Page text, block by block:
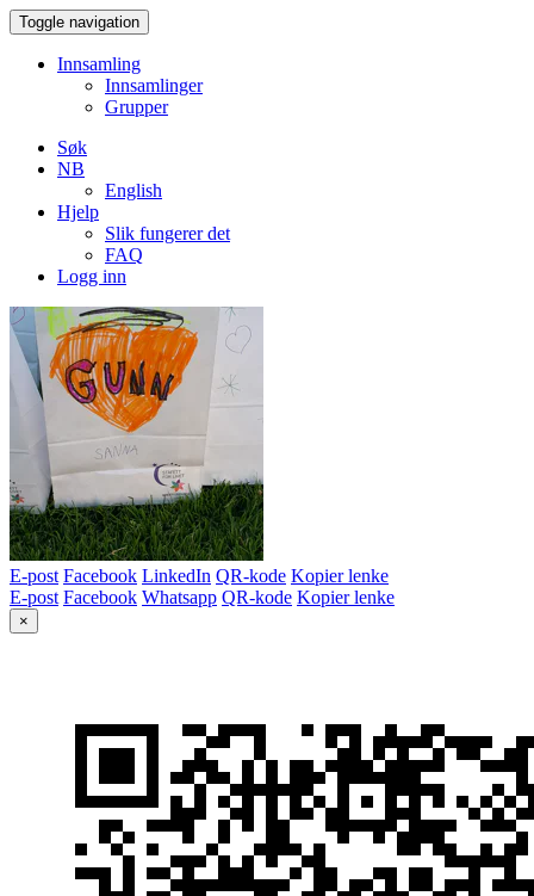
Toggle navigation
Innsamling
Innsamlinger
Grupper
Søk
NB
English
Hjelp
Slik fungerer det
FAQ
Logg inn
E-post Facebook LinkedIn QR-kode Kopier lenke
E-post Facebook Whatsapp QR-kode Kopier lenke
×